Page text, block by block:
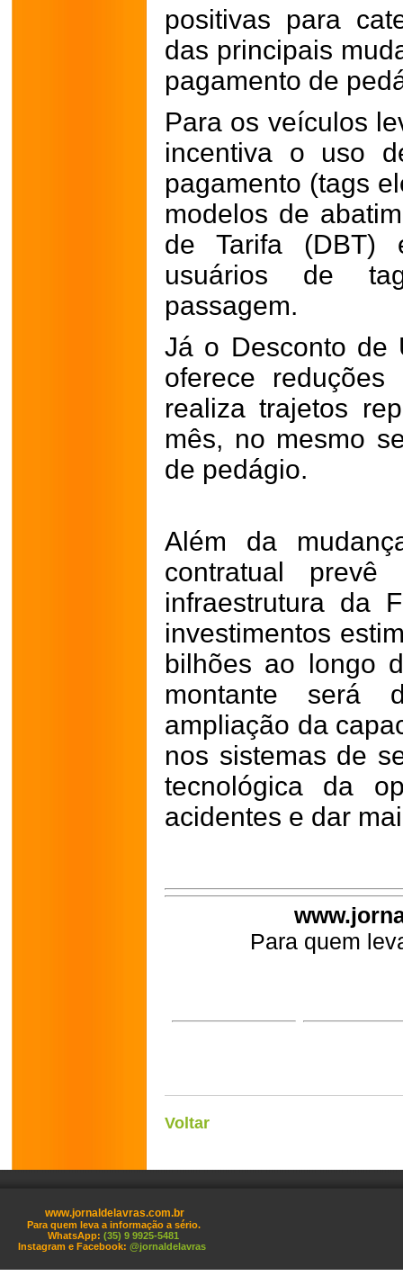
positivas para
das principais
pagamento de
Para os veículos
incentiva o uso
pagamento (tags
modelos de
de Tarifa
usuários de
passagem.
Já o Desconto de
oferece reduções
realiza trajetos
mês, no mesmo
de pedágio.
Além da
contratual
infraestrutura da
investimentos
bilhões ao longo
montante será
ampliação da
nos sistemas de
tecnológica da
acidentes e dar
Para quem
Voltar
www.jornaldelavras.com.br
Para quem leva a informação a sério.
WhatsApp: (35) 9 9925-5481
Instagram e Facebook: @jornaldelavras